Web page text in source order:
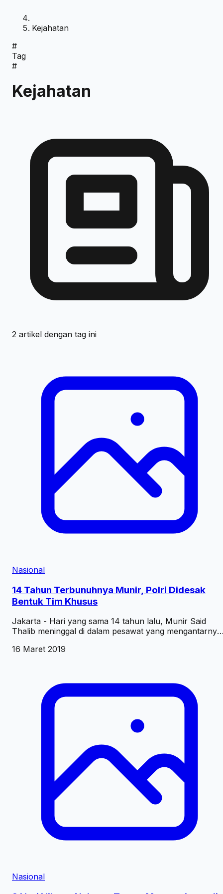
Kejahatan
#
Tag
#
Kejahatan
2 artikel dengan tag ini
Nasional
14 Tahun Terbunuhnya Munir, Polri Didesak
Bentuk Tim Khusus
Jakarta - Hari yang sama 14 tahun lalu, Munir Said
Thalib meninggal di dalam pesawat yang mengantarnya
Pollycarpus Budihari Priyanto, seorang pilot...
16 Maret 2019
Nasional